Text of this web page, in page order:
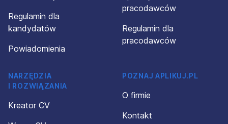
Regulamin dla
kandydatów
Powiadomienia
pracodawców
Regulamin dla
pracodawców
NARZĘDZIA
I ROZWIĄZANIA
Kreator CV
POZNAJ APLIKUJ.PL
O firmie
Kontakt